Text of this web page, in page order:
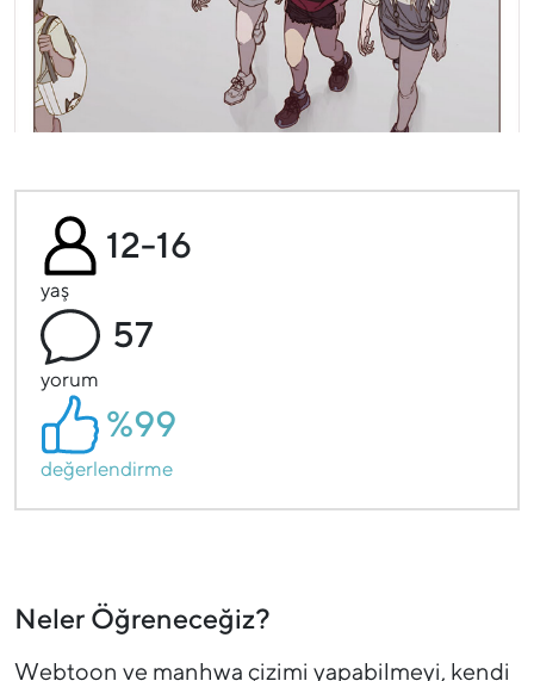
12-16
yaş
57
yorum
%99
değerlendirme
Neler Öğreneceğiz?
Webtoon ve manhwa çizimi yapabilmeyi, kendi